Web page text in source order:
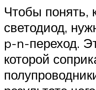
Чтобы понять,
светодиод,
p-n-переход.
которой